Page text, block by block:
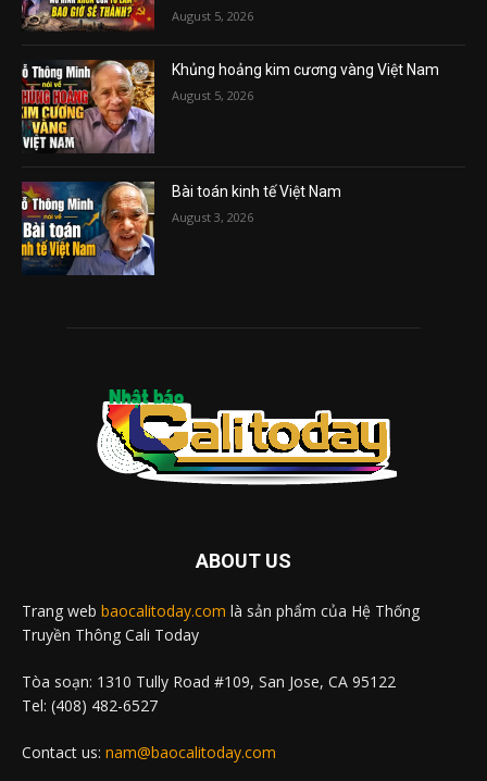
August 5, 2026
Khủng hoảng kim cương vàng Việt Nam
August 5, 2026
Bài toán kinh tế Việt Nam
August 3, 2026
ABOUT US
Trang web baocalitoday.com là sản phẩm của Hệ Thống
Truyền Thông Cali Today
Tòa soạn: 1310 Tully Road #109, San Jose, CA 95122
Tel: (408) 482-6527
Contact us: nam@baocalitoday.com